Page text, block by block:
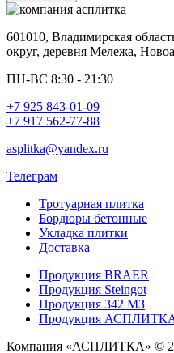
601010, Владимирская
округ, деревня Мележа,
ПН-ВС 8:30 - 21:30
+7 925 843-01-09
+7 917 562-77-88
asplitka@yandex.ru
Телеграм
Тротуарная плитка
Бордюры бетонные
Укладка плитки
Доставка
Продукция BRAER
Продукция Steingot
Продукция 342 МЗ
Продукция
Компания «АСПЛИТКА» ©